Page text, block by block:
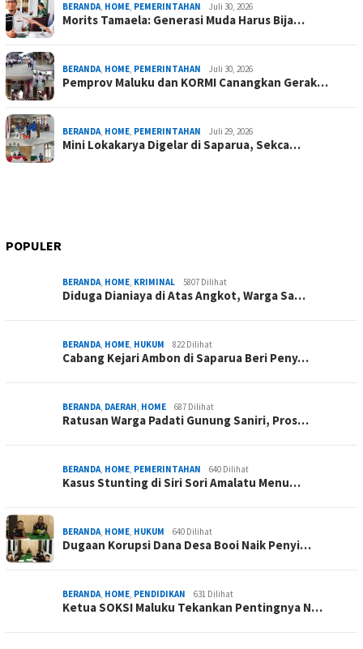
BERANDA, HOME, PEMERINTAHAN Juli 30, 2026
Morits Tamaela: Generasi Muda Harus Bija…
BERANDA, HOME, PEMERINTAHAN Juli 30, 2026
Pemprov Maluku dan KORMI Canangkan Gerak…
BERANDA, HOME, PEMERINTAHAN Juli 29, 2026
Mini Lokakarya Digelar di Saparua, Sekca…
POPULER
BERANDA, HOME, KRIMINAL 5807 Dilihat
Diduga Dianiaya di Atas Angkot, Warga Sa…
BERANDA, HOME, HUKUM 822 Dilihat
Cabang Kejari Ambon di Saparua Beri Peny…
BERANDA, DAERAH, HOME 687 Dilihat
Ratusan Warga Padati Gunung Saniri, Pros…
BERANDA, HOME, PEMERINTAHAN 640 Dilihat
Kasus Stunting di Siri Sori Amalatu Menu…
BERANDA, HOME, HUKUM 640 Dilihat
Dugaan Korupsi Dana Desa Booi Naik Penyi…
BERANDA, HOME, PENDIDIKAN 631 Dilihat
Ketua SOKSI Maluku Tekankan Pentingnya N…